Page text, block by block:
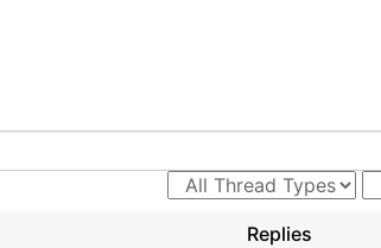
Replies